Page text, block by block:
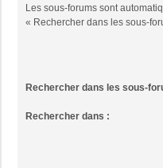
Les sous-forums sont
« Rechercher dans les sous-
Rechercher dans les sous-
Rechercher dans :